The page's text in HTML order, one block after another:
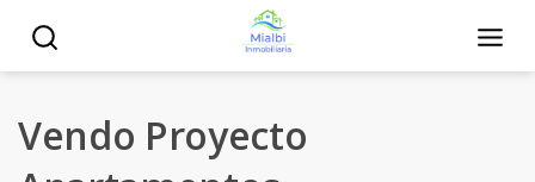
Vendo Proyecto